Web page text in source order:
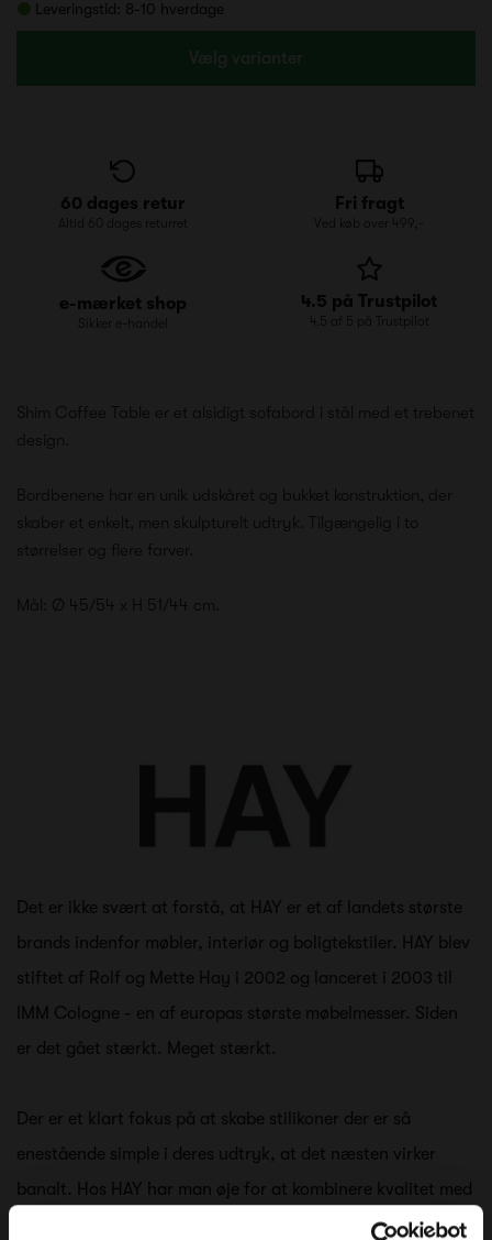
Leveringstid: 8-10 hverdage
Vælg varianter
60 dages retur
Altid 60 dages returret
Fri fragt
Ved køb over 499,-
e-mærket shop
Sikker e-handel
4.5 på Trustpilot
4.5 af 5 på Trustpilot
Shim Coffee Table er et alsidigt sofabord i stål med et trebenet
design.
Bordbenene har en unik udskåret og bukket konstruktion, der
skaber et enkelt, men skulpturelt udtryk. Tilgængelig i to
størrelser og flere farver.
Mål: Ø 45/54 x H 51/44 cm.
Det er ikke svært at forstå, at HAY er et af landets største
brands indenfor møbler, interiør og boligtekstiler. HAY blev
stiftet af Rolf og Mette Hay i 2002 og lanceret i 2003 til
IMM Cologne - en af europas største møbelmesser. Siden
er det gået stærkt. Meget stærkt.
Der er et klart fokus på at skabe stilikoner der er så
enestående simple i deres udtryk, at det næsten virker
banalt. Hos HAY har man øje for at kombinere kvalitet med
stilrene linjer og geniale finesser. HAY er uden tvivl et af de